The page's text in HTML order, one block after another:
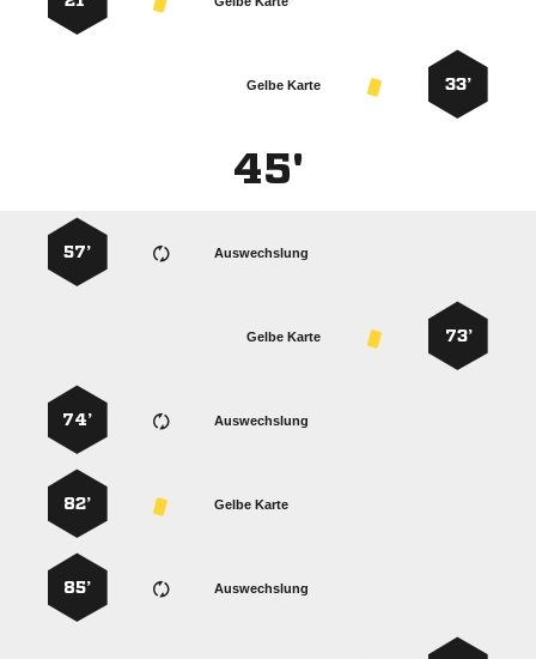
33’
Gelbe Karte
45'
Auswechslung
57’
73’
Gelbe Karte
Auswechslung
74’
Gelbe Karte
82’
Auswechslung
85’